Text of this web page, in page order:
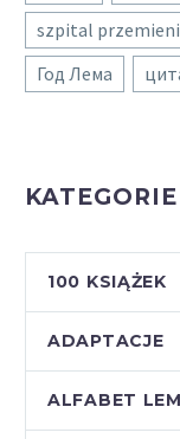
szpital
Год Лема
KATEGORIE
100 KSIĄŻEK
ADAPTACJE
ALFABET